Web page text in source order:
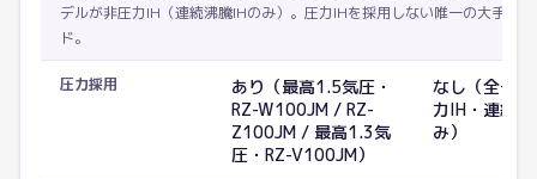
デルが非圧力IH（連続沸騰IHのみ）。圧力IHを採用しない唯一の大手炊
ド。
圧力採用
あり（最高1.5気圧・
RZ-W100JM / RZ-
Z100JM / 最高1.3気
圧・RZ-V100JM）
なし（全モ
力IH・連続
み）